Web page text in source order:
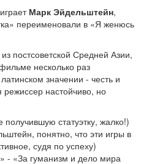
Марк Эйдельштейн,
переименовали в «Я женюсь
постсоветской Средней Азии,
несколько раз
значении - честь и
настойчиво, но
статуэтку, жалко!)
понятно, что эти игры в
судя по успеху)
- «За гуманизм и дело мира